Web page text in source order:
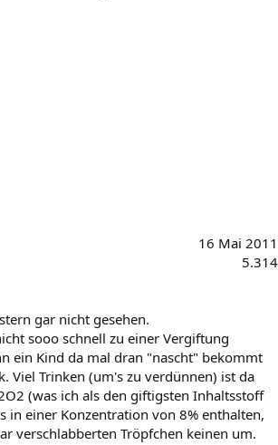
16 Mai 2011
5.314
gar nicht gesehen.
sooo schnell zu einer Vergiftung
ein Kind da mal dran "nascht" bekommt
Viel Trinken (um's zu verdünnen) ist da
(was ich als den giftigsten Inhaltsstoff
in einer Konzentration von 8% enthalten,
verschlabberten Tröpfchen keinen um.